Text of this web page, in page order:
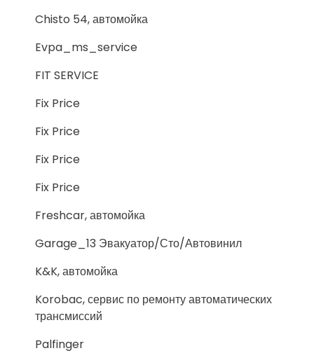
Chisto 54, автомойка
Evpa_ms_service
FIT SERVICE
Fix Price
Fix Price
Fix Price
Fix Price
Freshcar, автомойка
Garage_13 Эвакуатор/Сто/Автовинил
K&K, автомойка
Korobac, сервис по ремонту автоматических
трансмиссий
Palfinger